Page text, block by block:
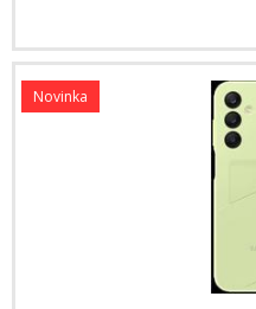
Novinka